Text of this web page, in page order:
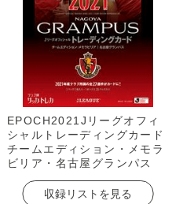
EPOCH2021Jリーグオフィ
シャルトレーディングカード
チームエディション・メモラ
ビリア・名古屋グランパス
収録リストを見る